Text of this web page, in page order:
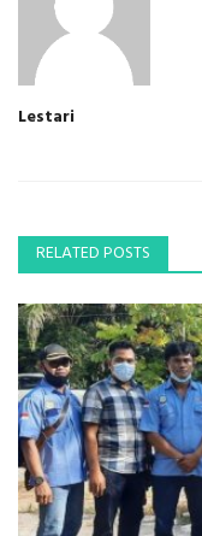
Lestari
RELATED POSTS